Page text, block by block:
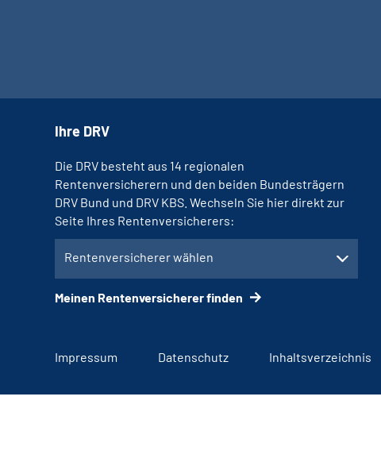
Ihre DRV
Die DRV besteht aus 14 regionalen
Rentenversicherern und den beiden Bundesträgern
DRV Bund und DRV KBS. Wechseln Sie hier direkt zur
Seite Ihres Rentenversicherers:
Rentenversicherer wählen
Meinen Rentenversicherer finden
Impressum Datenschutz Inhaltsverzeichnis